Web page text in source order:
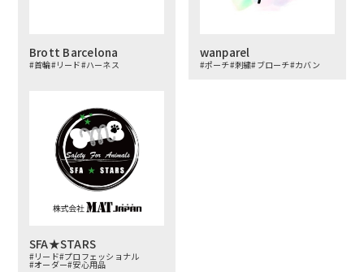
Brott Barcelona
#首輪#リード#ハーネス
wanparel
#ポーチ#刺繍#ブローチ#カバン
SFA★STARS
#リード#プロフェッショナル
#オーダー#安心用品